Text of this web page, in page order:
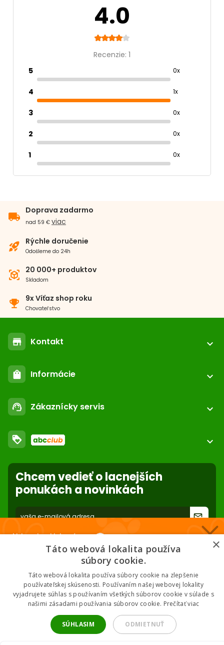
Ohrádky
4.0
Recenzie: 1
5
0x
4 1x
3 0x
2 0x
1 0x
local_shipping
Doprava zadarmo
nad 59 € viac
rocket_launch Rýchle doručenie
Odošleme do 24h
view_in_ar 20 000+ produktov
Skladom
emoji_events 9x Víťaz shop roku
Chovateľstvo
store Kontakt
expand_more
location_on
Nižné Kapustníky 2 040 12 Košice - Nad jazerom
email podpora@abc-zoo.sk
shopping_bag Informácie expand_more
Registrácia / login
Kontakt
O nás
Nastavenia súborov cookie
support_agent Zákaznícky servis expand_more
Obchodné podmienky
Dodacie podmienky
Reklamácie
Ochrana osobných údajov
loyalty expand_more
Použite body a nakupujte lacnejšie!
Viac info
Chcem vedieť o lacnejších
ponukách a novinkách
forward_to_inbox
* Zadaním e-mailu súhlasíte so spracovaním osobných údajov na účely
2026 © ABC-ZOO • Všetky práva vyhradené
Nakupuj za klubové ceny 🏆
Nižšie ceny na vybrané produkty. 2 % cashback. Členstvo zadarmo.
Chcem klubové ceny
* Odoslaním súhlasíš so zásadami spracovania údajov.
×
Táto webová lokalita používa
súbory cookie.
Táto webová lokalita používa súbory cookie na zlepšenie
používateľskej skúsenosti. Používaním našej webovej lokality
vyjadrujete súhlas s používaním všetkých súborov cookie v súlade s
našimi zásadami používania súborov cookie. Prečítať viac
SÚHLASIM ODMIETNUŤ